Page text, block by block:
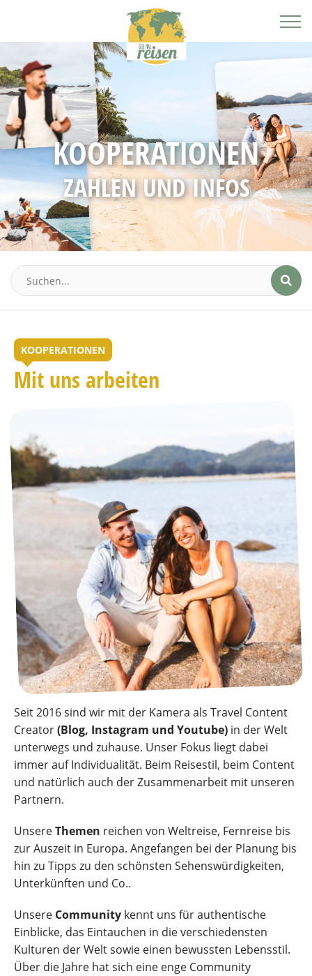
KOOPERATIONEN
ZAHLEN UND INFOS
KOOPERATIONEN
Mit uns arbeiten
Seit 2016 sind wir mit der Kamera als Travel Content
Creator(Blog, Instagram und Youtube) in der Welt
unterwegs und zuhause. Unser Fokus liegt dabei
immer auf Individualität. Beim Reisestil, beim Content
und natürlich auch der Zusammenarbeit mit unseren
Partnern.
UnsereThemen reichen von Weltreise, Fernreise bis
zur Auszeit in Europa. Angefangen bei der Planung bis
hin zu Tipps zu den schönsten Sehenswürdigkeiten,
Unterkünften und Co..
Unsere Community kennt uns für authentische
Einblicke, das Eintauchen in die verschiedensten
Kulturen der Welt sowie einen bewussten Lebensstil.
Über die Jahre hat sich eine enge Community